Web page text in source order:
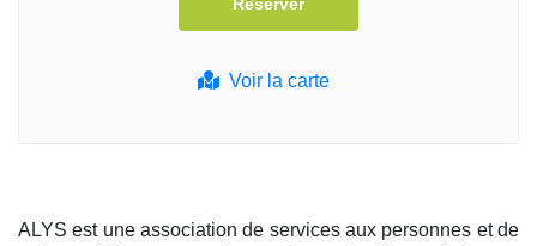
Voir la carte
ALYS est une association de services aux personnes et de